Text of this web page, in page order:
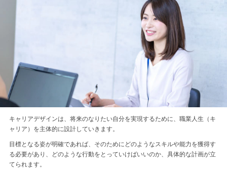
キャリアデザインは、将来のなりたい自分を実現するために、職業人生（キ
ャリア）を主体的に設計していきます。
目標となる姿が明確であれば、そのためにどのようなスキルや能力を獲得す
る必要があり、どのような行動をとっていけばいいのか、具体的な計画が立
てられます。